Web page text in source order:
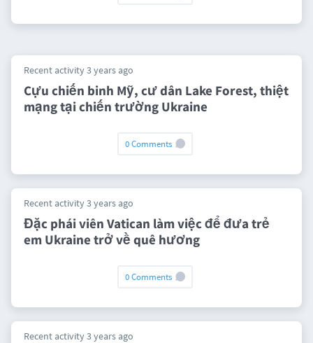
Recent activity 3 years ago
Cựu chiến binh Mỹ, cư dân Lake Forest, thiệt
mạng tại chiến trường Ukraine
0 Comments
Recent activity 3 years ago
Đặc phái viên Vatican làm việc để đưa trẻ
em Ukraine trở về quê hương
0 Comments
Recent activity 3 years ago